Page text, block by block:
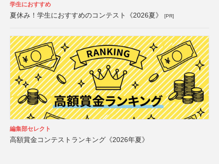
学生におすすめ
夏休み！学生におすすめのコンテスト《2026夏》 [PR]
編集部セレクト
高額賞金コンテストランキング《2026年夏》